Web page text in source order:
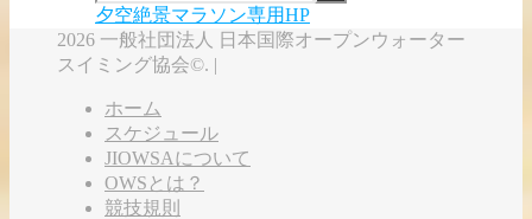
夕空絶景マラソン専用HP
2026 一般社団法人 日本国際オープンウォーター
スイミング協会©. |
ホーム
スケジュール
JIOWSAについて
OWSとは？
競技規則